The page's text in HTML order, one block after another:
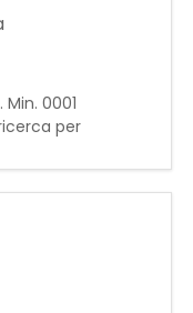
0001
per